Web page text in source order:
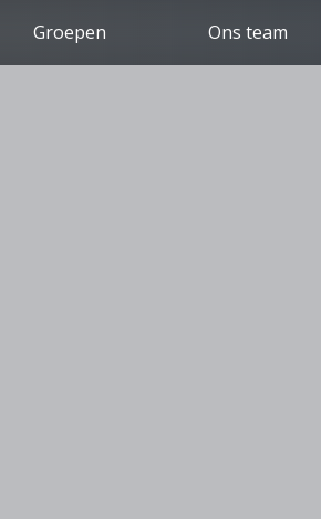
Groepen Ons team